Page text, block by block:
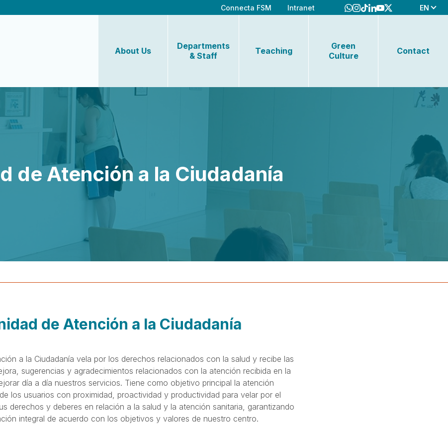
Connecta FSM Intranet EN
About Us
Departments
& Staff
Teaching
Green
Culture
Contact
de Atención a la Ciudadanía
de Atención a la Ciudadanía
a la Ciudadanía vela por los derechos relacionados con la salud y recibe las
sugerencias y agradecimientos relacionados con la atención recibida en la
día a día nuestros servicios. Tiene como objetivo principal la atención
los usuarios con proximidad, proactividad y productividad para velar por el
derechos y deberes en relación a la salud y la atención sanitaria, garantizando
integral de acuerdo con los objetivos y valores de nuestro centro.